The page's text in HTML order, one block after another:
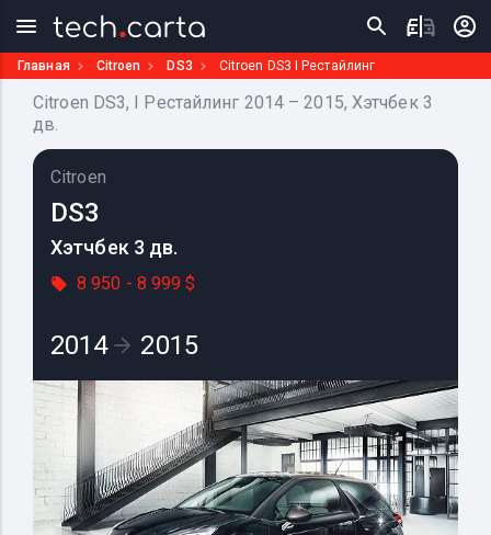
Главная Citroen DS3 Citroen DS3 I Рестайлинг
Citroen DS3, I Рестайлинг 2014 – 2015, Хэтчбек 3
дв.
Citroen
DS3
Хэтчбек 3 дв.
8 950 - 8 999 $
2014 2015